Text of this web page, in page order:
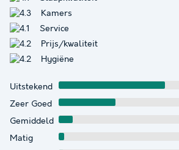
Kamers
Service
Prijs/kwaliteit
Hygiëne
Uitstekend
Zeer Goed
Gemiddeld
Matig